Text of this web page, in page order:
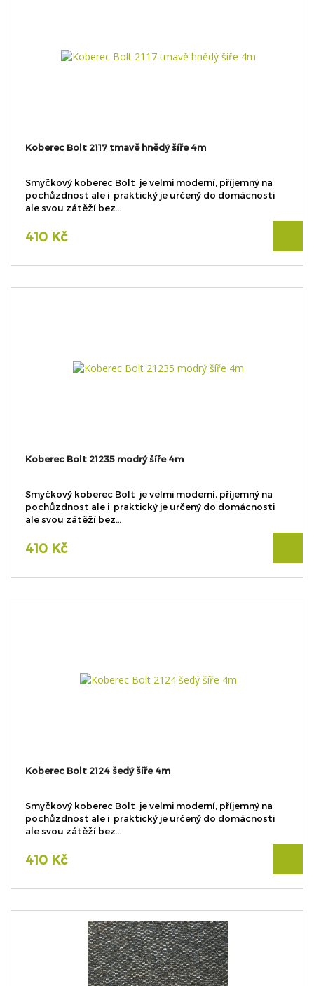
Koberec Bolt 2117 tmavě hnědý šíře 4m
Smyčkový koberec Bolt je velmi moderní, příjemný na
pochůzdnost ale i praktický je určený do domácnosti
ale svou zátěží bez…
410 Kč
Koberec Bolt 21235 modrý šíře 4m
Smyčkový koberec Bolt je velmi moderní, příjemný na
pochůzdnost ale i praktický je určený do domácnosti
ale svou zátěží bez…
410 Kč
Koberec Bolt 2124 šedý šíře 4m
Smyčkový koberec Bolt je velmi moderní, příjemný na
pochůzdnost ale i praktický je určený do domácnosti
ale svou zátěží bez…
410 Kč